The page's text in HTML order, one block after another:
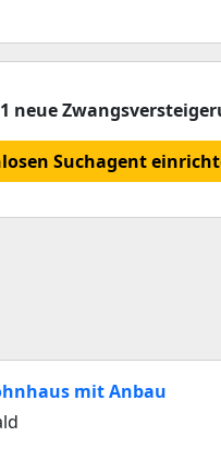
neue
Suchagent
mit Anbau